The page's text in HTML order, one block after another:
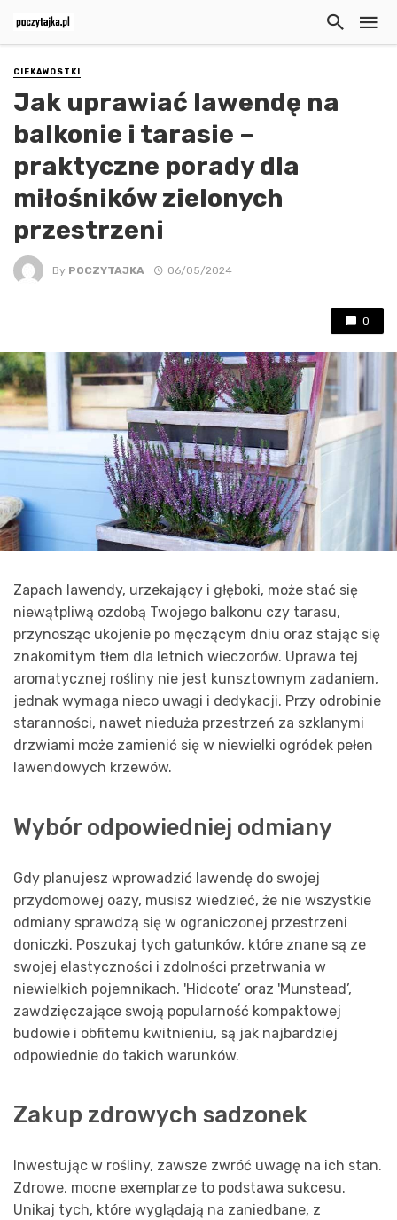
CIEKAWOSTKI
Jak uprawiać lawendę na
balkonie i tarasie –
praktyczne porady dla
miłośników zielonych
przestrzeni
By POCZYTAJKA 06/05/2024
0
Zapach lawendy, urzekający i głęboki, może stać się
niewątpliwą ozdobą Twojego balkonu czy tarasu,
przynosząc ukojenie po męczącym dniu oraz stając się
znakomitym tłem dla letnich wieczorów. Uprawa tej
aromatycznej rośliny nie jest kunsztownym zadaniem,
jednak wymaga nieco uwagi i dedykacji. Przy odrobinie
staranności, nawet nieduża przestrzeń za szklanymi
drzwiami może zamienić się w niewielki ogródek pełen
lawendowych krzewów.
Wybór odpowiedniej odmiany
Gdy planujesz wprowadzić lawendę do swojej
przydomowej oazy, musisz wiedzieć, że nie wszystkie
odmiany sprawdzą się w ograniczonej przestrzeni
doniczki. Poszukaj tych gatunków, które znane są ze
swojej elastyczności i zdolności przetrwania w
niewielkich pojemnikach. 'Hidcote’ oraz 'Munstead’,
zawdzięczające swoją popularność kompaktowej
budowie i obfitemu kwitnieniu, są jak najbardziej
odpowiednie do takich warunków.
Zakup zdrowych sadzonek
Inwestując w rośliny, zawsze zwróć uwagę na ich stan.
Zdrowe, mocne exemplarze to podstawa sukcesu.
Unikaj tych, które wyglądają na zaniedbane, z